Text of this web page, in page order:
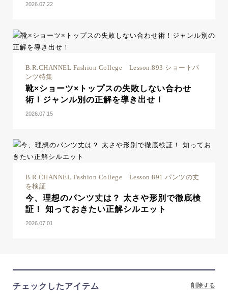
2026.07.22
B.R.CHANNEL Fashion College Lesson.893 ショートパ
ンツ特集
靴×ショーツ×トップスの失敗しない合わせ
術！ジャンル別の正解を導き出せ！
2026.07.15
B.R.CHANNEL Fashion College Lesson.891 パンツの丈
を検証
今、理想のパンツ丈は？ 太さや形別で徹底検
証！ 知っておきたい正解シルエット
2026.07.01
チェックしたアイテム 削除する